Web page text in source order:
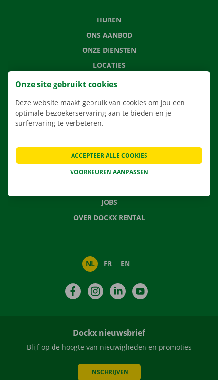
HUREN
ONS AANBOD
ONZE DIENSTEN
LOCATIES
APP
VEELGESTELDE VRAGEN
NIEUWS
JOBS
OVER DOCKX RENTAL
NL FR EN
FacebookInstagramLinkedIn
Dockx nieuwsbrief
Blijf op de hoogte van nieuwigheden en promoties
INSCHRIJVEN
Onze site gebruikt cookies
Deze website maakt gebruik van cookies om jou een
optimale bezoekerservaring aan te bieden en je
surfervaring te verbeteren.
VOORKEUREN AANPASSEN
ACCEPTEER ALLE COOKIES